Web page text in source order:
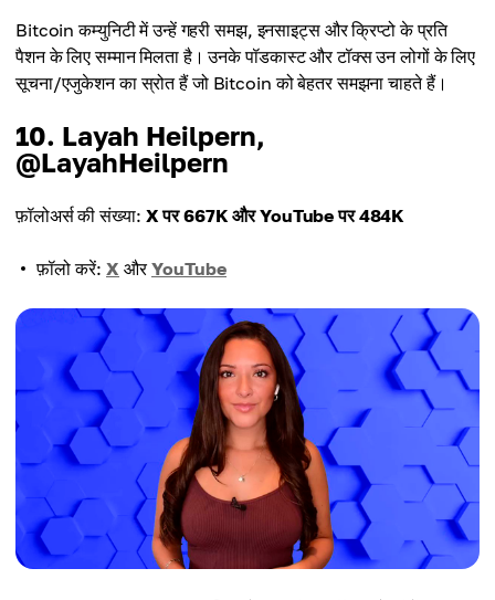
Bitcoin कम्युनिटी में उन्हें गहरी समझ, इनसाइट्स और क्रिप्टो के प्रति
पैशन के लिए सम्मान मिलता है। उनके पॉडकास्ट और टॉक्स उन लोगों के लिए
सूचना/एजुकेशन का स्रोत हैं जो Bitcoin को बेहतर समझना चाहते हैं।
10. Layah Heilpern,
@LayahHeilpern
फ़ॉलोअर्स की संख्या: X पर 667K और YouTube पर 484K
फ़ॉलो करें: X औरYouTube